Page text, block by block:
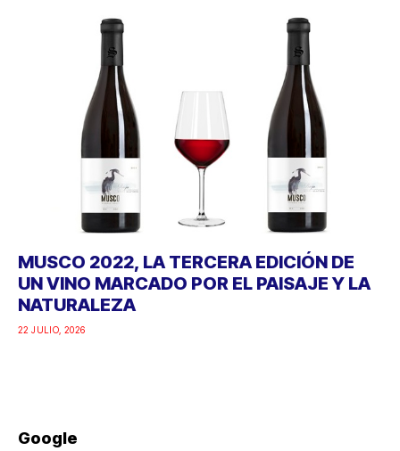
MUSCO 2022, LA TERCERA EDICIÓN DE
UN VINO MARCADO POR EL PAISAJE Y LA
NATURALEZA
22 JULIO, 2026
Google